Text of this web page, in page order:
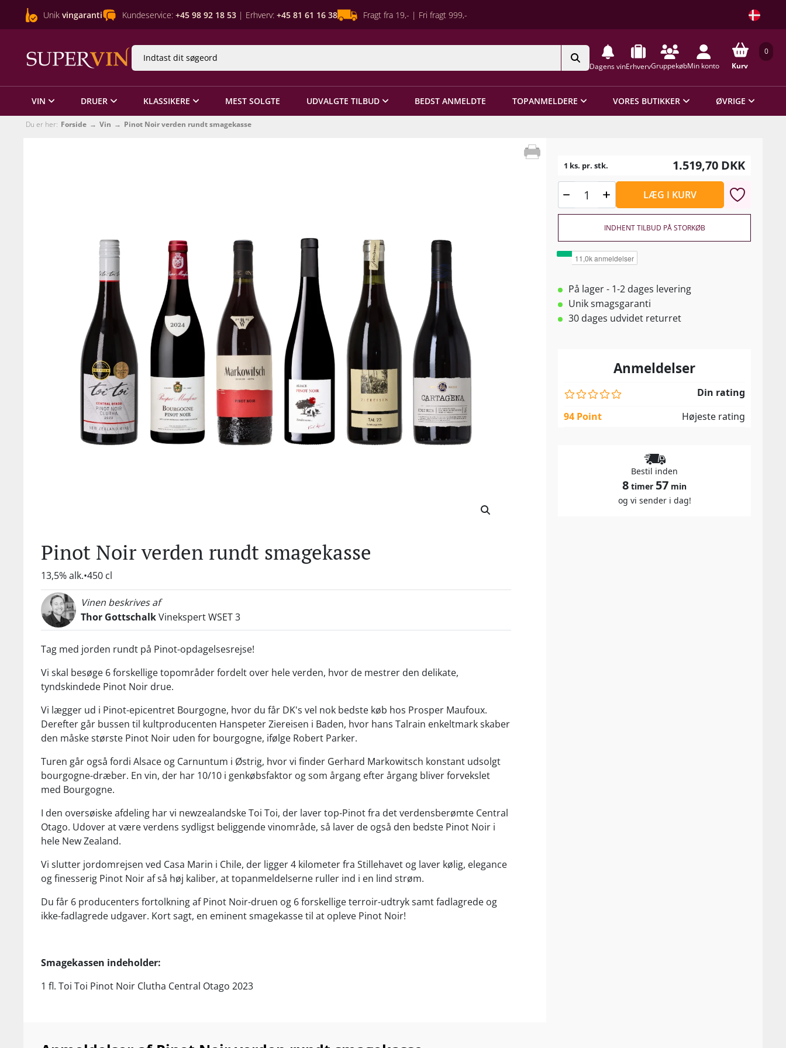
Unik vingaranti Kundeservice: +45 98 92 18 53 | Erhverv: +45 81 61 16 38 Fragt fra 19,- | Fri fragt 999,-
Dagens vinErhvervGruppekøbMin konto
0
Kurv
VIN DRUER KLASSIKERE MEST SOLGTE UDVALGTE TILBUD BEDST ANMELDTE TOPANMELDERE VORES BUTIKKER ØVRIGE
Du er her: Forside Vin Pinot Noir verden rundt smagekasse
Pinot Noir verden rundt smagekasse
13,5% alk. 450 cl
Vinen beskrives af
Thor GottschalkVinekspert WSET 3
Tag med jorden rundt på Pinot-opdagelsesrejse!
Vi skal besøge 6 forskellige topområder fordelt over hele verden, hvor de mestrer den delikate,
tyndskindede Pinot Noir drue.
Vi lægger ud i Pinot-epicentret Bourgogne, hvor du får DK's vel nok bedste køb hos Prosper Maufoux.
Derefter går bussen til kultproducenten Hanspeter Ziereisen i Baden, hvor hans Talrain enkeltmark skaber
den måske største Pinot Noir uden for bourgogne, ifølge Robert Parker.
Turen går også fordi Alsace og Carnuntum i Østrig, hvor vi finder Gerhard Markowitsch konstant udsolgt
bourgogne-dræber. En vin, der har 10/10 i genkøbsfaktor og som årgang efter årgang bliver forvekslet
med Bourgogne.
I den oversøiske afdeling har vi newzealandske Toi Toi, der laver top-Pinot fra det verdensberømte Central
Otago. Udover at være verdens sydligst beliggende vinområde, så laver de også den bedste Pinot Noir i
hele New Zealand.
Vi slutter jordomrejsen ved Casa Marin i Chile, der ligger 4 kilometer fra Stillehavet og laver kølig, elegance
og finesserig Pinot Noir af så høj kaliber, at topanmeldelserne ruller ind i en lind strøm.
Du får 6 producenters fortolkning af Pinot Noir-druen og 6 forskellige terroir-udtryk samt fadlagrede og
ikke-fadlagrede udgaver. Kort sagt, en eminent smagekasse til at opleve Pinot Noir!
Smagekassen indeholder:
1 fl. Toi Toi Pinot Noir Clutha Central Otago 2023
1 ks. pr. stk. 1.519,70 DKK
LÆG I KURV
INDHENT TILBUD PÅ STORKØB
På lager - 1-2 dages levering
Unik smagsgaranti
30 dages udvidet returret
Anmeldelser
Din rating
94 Point
Højeste rating
Bestil inden
8 timer 57 min
og vi sender i dag!